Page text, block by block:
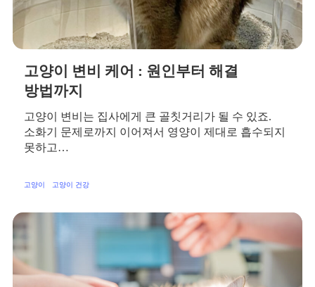
고양이 고양이 건강
고양이 변비 케어 : 원인부터 해결
방법까지
고양이 변비는 집사에게 큰 골칫거리가 될 수 있죠.
소화기 문제로까지 이어져서 영양이 제대로 흡수되지
못하고…